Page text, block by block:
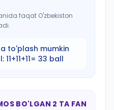
faqat O'zbekiston
to'plash mumkin
11+11+11= 33 ball
BO'LGAN 2 TA FAN